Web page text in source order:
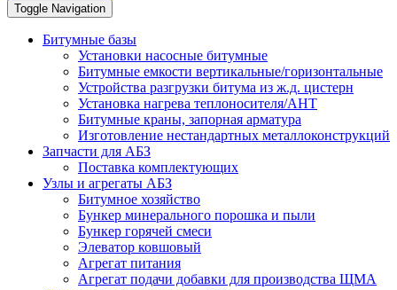
Toggle Navigation
Битумные базы
Установки насосные битумные
Битумные емкости вертикальные/горизонтальные
Устройства разгрузки битума из ж.д. цистерн
Установка нагрева теплоносителя/АНТ
Битумные краны, запорная арматура
Изготовление нестандартных металлоконструкций
Запчасти для АБЗ
Поставка комплектующих
Узлы и агрегаты АБЗ
Битумное хозяйство
Бункер минерального порошка и пыли
Бункер горячей смеси
Элеватор ковшовый
Агрегат питания
Агрегат подачи добавки для производства ЩМА